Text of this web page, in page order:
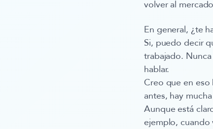
volver al
En general, ¿te
Si, puedo decir
trabajado.
hablar.
Creo que en
antes, hay
Aunque está
ejemplo, cuando